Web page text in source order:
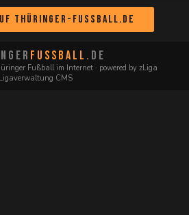
Thüringer-Fussball.de
FUSSBALL .DE
Fußball im Internet · powered by zLiga
Ligaverwaltung CMS